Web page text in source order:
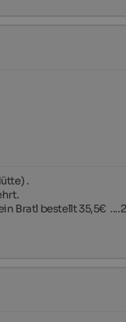
.
Bratl bestellt 35,5€